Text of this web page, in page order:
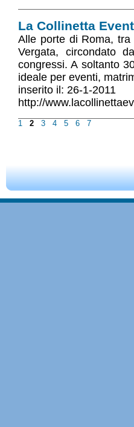
La Collinetta
Alle porte di Roma, tra
Vergata, circondato
congressi. A soltanto
ideale per eventi,
inserito il: 26-1-2011
http://
1 2 3 4 5 6 7